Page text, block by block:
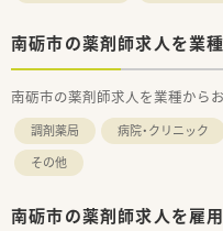
南砺市の薬剤師求人を業
南砺市の薬剤師求人を業種から
調剤薬局 病院・クリニック
その他
南砺市の薬剤師求人を雇